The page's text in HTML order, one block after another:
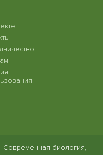
Современная биология,